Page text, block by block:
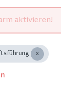
aktivieren!